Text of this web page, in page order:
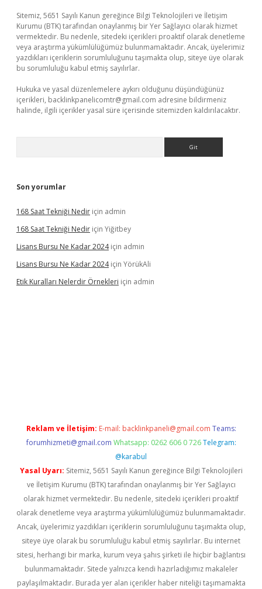
Sitemiz, 5651 Sayılı Kanun gereğince Bilgi Teknolojileri ve İletişim
Kurumu (BTK) tarafından onaylanmış bir Yer Sağlayıcı olarak hizmet
vermektedir. Bu nedenle, sitedeki içerikleri proaktif olarak denetleme
veya araştırma yükümlülüğümüz bulunmamaktadır. Ancak, üyelerimiz
yazdıkları içeriklerin sorumluluğunu taşımakta olup, siteye üye olarak
bu sorumluluğu kabul etmiş sayılırlar.
Hukuka ve yasal düzenlemelere aykırı olduğunu düşündüğünüz
içerikleri, backlinkpanelicomtr@gmail.com adresine bildirmeniz
halinde, ilgili içerikler yasal süre içerisinde sitemizden kaldırılacaktır.
Son yorumlar
168 Saat Tekniği Nedir için admin
168 Saat Tekniği Nedir için Yiğitbey
Lisans Bursu Ne Kadar 2024için admin
Lisans Bursu Ne Kadar 2024için YörükAli
Etik Kuralları Nelerdir Örnekleri için admin
Reklam ve İletişim: E-mail: backlinkpaneli@gmail.com Teams:
forumhizmeti@gmail.com Whatsapp: 0262 606 0 726 Telegram:
@karabul
Yasal Uyarı: Sitemiz, 5651 Sayılı Kanun gereğince Bilgi Teknolojileri
ve İletişim Kurumu (BTK) tarafından onaylanmış bir Yer Sağlayıcı
olarak hizmet vermektedir. Bu nedenle, sitedeki içerikleri proaktif
olarak denetleme veya araştırma yükümlülüğümüz bulunmamaktadır.
Ancak, üyelerimiz yazdıkları içeriklerin sorumluluğunu taşımakta olup,
siteye üye olarak bu sorumluluğu kabul etmiş sayılırlar. Bu internet
sitesi, herhangi bir marka, kurum veya şahıs şirketi ile hiçbir bağlantısı
bulunmamaktadır. Sitede yalnızca kendi hazırladığımız makaleler
paylaşılmaktadır. Burada yer alan içerikler haber niteliği taşımamakta